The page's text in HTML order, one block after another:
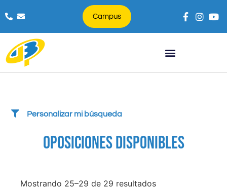
Campus
Personalizar mi búsqueda
OPOSICIONES DISPONIBLES
Mostrando 25–29 de 29 resultados